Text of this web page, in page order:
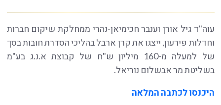
עוה"ד גיל אורן וענבר חכימיאן-נהרי ממחלקת שיקום חברות
וחדלות פירעון, ייצגו את קרן ארבל בהליכי הסדרת חובות בסך
של למעלה מ-160 מיליון ש"ח של קבוצת א.נ.ג בע"מ
בשליטת מר אבשלום נוריאל.
היכנסו לכתבה המלאה